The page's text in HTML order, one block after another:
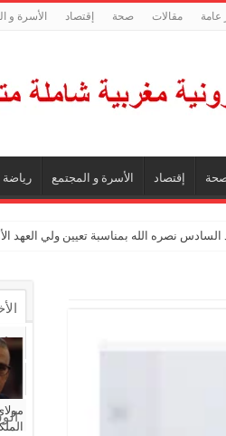
عامة مقالات صحة إقتصاد الأسرة و
إقتصاد الأسرة و المجتمع رياضة
نصره الله بمناسبة تعيين ولي العهد